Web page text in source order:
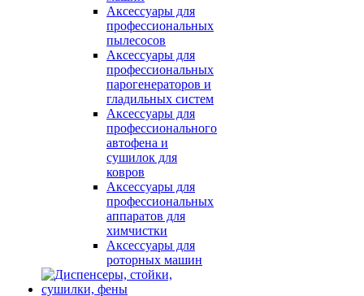
Аксессуары для
профессиональных
пылесосов
Аксессуары для
профессиональных
парогенераторов и
гладильных систем
Аксессуары для
профессионального
автофена и
сушилок для
ковров
Аксессуары для
профессиональных
аппаратов для
химчистки
Аксессуары для
роторных машин